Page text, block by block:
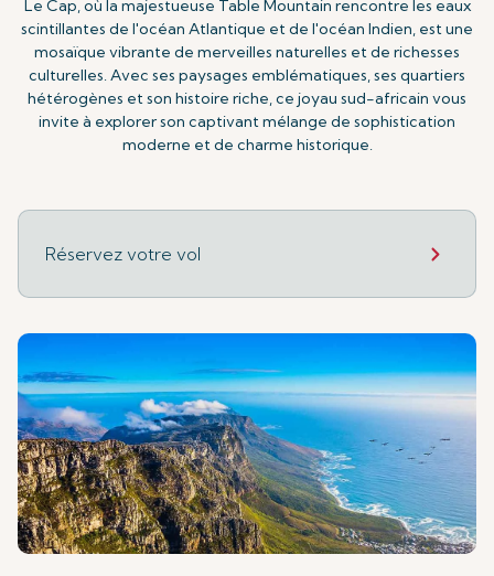
Le Cap, où la majestueuse Table Mountain rencontre les eaux
scintillantes de l'océan Atlantique et de l'océan Indien, est une
mosaïque vibrante de merveilles naturelles et de richesses
culturelles. Avec ses paysages emblématiques, ses quartiers
hétérogènes et son histoire riche, ce joyau sud-africain vous
invite à explorer son captivant mélange de sophistication
moderne et de charme historique.
Réservez votre vol